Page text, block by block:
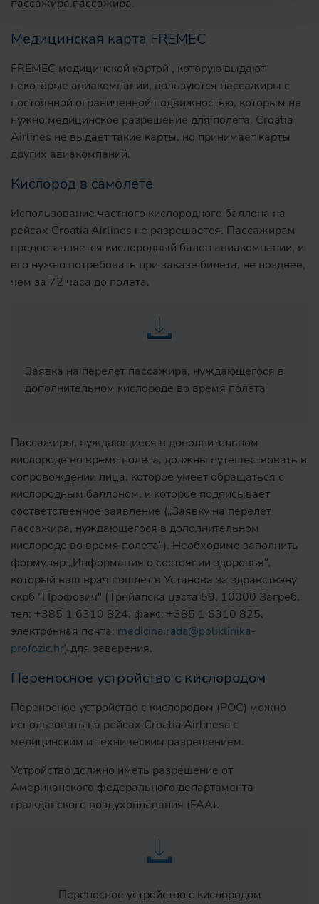
пассажира.пассажира.
Медицинская карта FREMEC
FREMEC медицинской картой , которую выдают
некоторые авиакомпании, пользуются пассажиры с
постоянной ограниченной подвижностью, которым не
нужно медицинское разрешение для полета. Croatia
Airlines не выдает такие карты, но принимает карты
других авиакомпаний.
Кислород в самолете
Использование частного кислородного баллона на
рейсах Croatia Airlines не разрешается. Пассажирам
предоставляется кислородный балон авиакомпании, и
его нужно потребовать при заказе билета, не позднее,
чем за 72 часа до полета.
Заявка на перелет пассажира, нуждающегося в
дополнительном кислороде во время полета
Пассажиры, нуждающиеся в дополнительном
кислороде во время полета, должны путешествовать в
сопровождении лица, которое умеет обращаться с
кислородным баллоном, и которое подписывает
соответственное заявление („Заявку на перелет
пассажира, нуждающегося в дополнительном
кислороде во время полета“). Необходимо заполнить
формуляр „Информация о состоянии здоровья“,
который ваш врач пошлет в Установа за здравствэну
скрб "Профозич" (Трнйапска цэста 59, 10000 Загреб,
тел: +385 1 6310 824, факс: +385 1 6310 825,
электронная почта: medicina.rada@poliklinika-
profozic.hr) для заверения.
Переносное устройство с кислородом
Переносное устройство с кислородом (POC) можно
использовать на рейсах Croatia Airlinesa с
медицинским и техническим разрешением.
Устройство должно иметь разрешение от
Американского федерального департамента
гражданского воздухоплавания (FAA).
Переносное устройство с кислородом